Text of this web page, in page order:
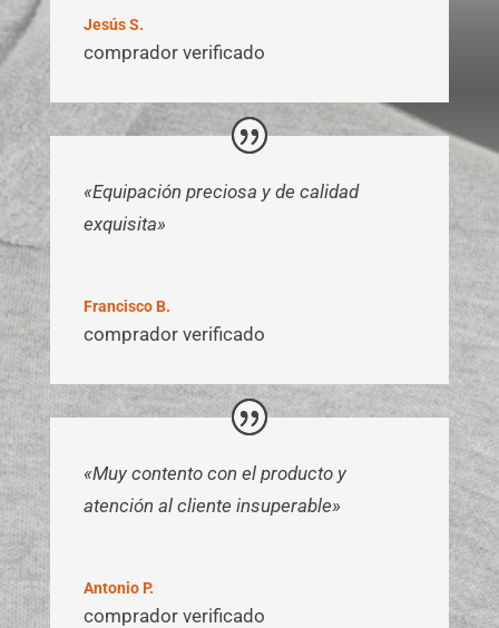
Jesús S.
comprador verificado
«Equipación preciosa y de calidad
exquisita»
Francisco B.
comprador verificado
«Muy contento con el producto y
atención al cliente insuperable»
Antonio P.
comprador verificado